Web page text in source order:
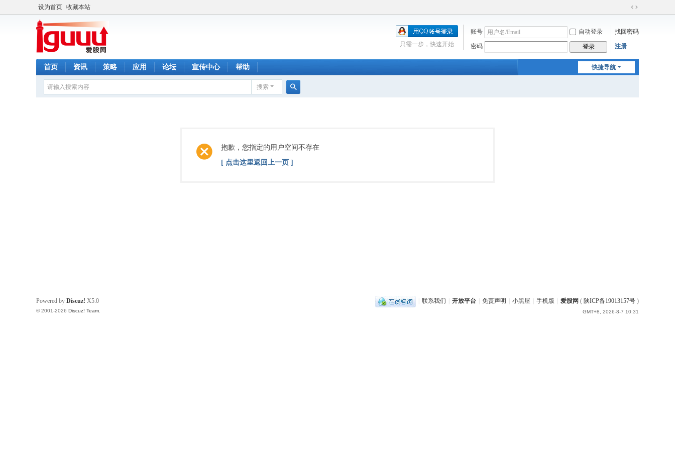
设为首页 收藏本站
切
到
账号 自动登录 找回密码
密码 登录 注册
只需一步，快速开始
快捷导航
首页 资讯 策略 应用 论坛 宣传中心 帮助
搜索
抱歉，您指定的用户空间不存在
[ 点击这里返回上一页 ]
联系我们 开放平台 免责声明 小黑屋 手机版 爱股网 ( 陕ICP备19013157号 )
GMT+8, 2026-8-7 10:31
Powered by Discuz! X5.0
© 2001-2026 Discuz! Team